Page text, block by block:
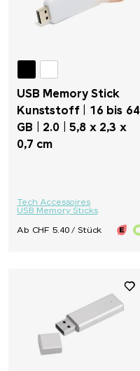
USB Memory Stick
Kunststoff | 16 bis 64
GB | 2.0 | 5,8 x 2,3 x
0,7 cm
Tech Accessoires
USB Memory Sticks
Ab CHF 5.40 / Stück